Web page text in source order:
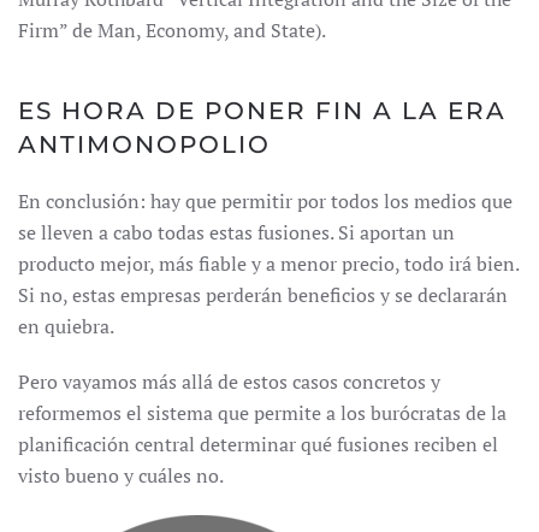
Firm” de Man, Economy, and State).
ES HORA DE PONER FIN A LA ERA
ANTIMONOPOLIO
En conclusión: hay que permitir por todos los medios que
se lleven a cabo todas estas fusiones. Si aportan un
producto mejor, más fiable y a menor precio, todo irá bien.
Si no, estas empresas perderán beneficios y se declararán
en quiebra.
Pero vayamos más allá de estos casos concretos y
reformemos el sistema que permite a los burócratas de la
planificación central determinar qué fusiones reciben el
visto bueno y cuáles no.